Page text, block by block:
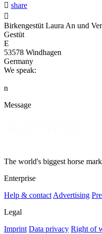
 share

Birkengestüt Laura An und
Gestüt
E
53578 Windhagen
Germany
We speak:
n
Message
The world's biggest horse
Enterprise
Help & contact Advertising
Legal
Imprint Data privacy Right of